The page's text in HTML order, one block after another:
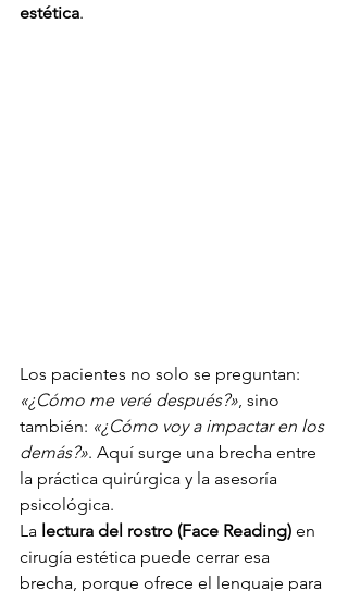
estética.
Los pacientes no solo se preguntan:
«¿Cómo me veré después?», sino
también: «¿Cómo voy a impactar en los
demás?». Aquí surge una brecha entre
la práctica quirúrgica y la asesoría
psicológica.
La lectura del rostro (Face Reading) en
cirugía estética puede cerrar esa
brecha, porque ofrece el lenguaje para